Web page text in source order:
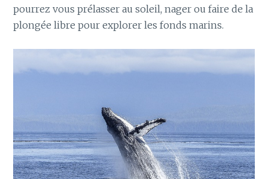
pourrez vous prélasser au soleil, nager ou faire de la
plongée libre pour explorer les fonds marins.